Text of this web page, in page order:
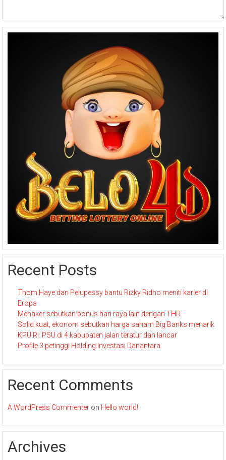
Recent Posts
Thom Haye dan Pelupessy bantu Rizky Ridho meniti karier di
Eropa
Menaker sebutkan bonus hari raya lain dengan THR
Solid kuat, ekonom sebutkan harga saham Big Banks menarik
KPU RI: PSU di 4 kabupaten jalan teratur dan lancar
Profile 3 petinggi Holding Investasi Danantara
Recent Comments
A WordPress Commenter on Hello world!
Archives